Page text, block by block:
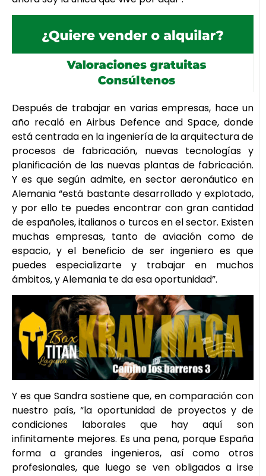
Después de trabajar en varias empresas, hace un
año recaló en Airbus Defence and Space, donde
está centrada en la ingeniería de la arquitectura de
procesos de fabricación, nuevas tecnologías y
planificación de las nuevas plantas de fabricación.
Y es que según admite, en sector aeronáutico en
Alemania “está bastante desarrollado y explotado,
y por ello te puedes encontrar con gran cantidad
de españoles, italianos o turcos en el sector. Existen
muchas empresas, tanto de aviación como de
espacio, y el beneficio de ser ingeniero es que
puedes especializarte y trabajar en muchos
ámbitos, y Alemania te da esa oportunidad”.
Y es que Sandra sostiene que, en comparación con
nuestro país, “la oportunidad de proyectos y de
condiciones laborales que hay aquí son
infinitamente mejores. Es una pena, porque España
forma a grandes ingenieros, así como otros
profesionales, que luego se ven obligados a irse